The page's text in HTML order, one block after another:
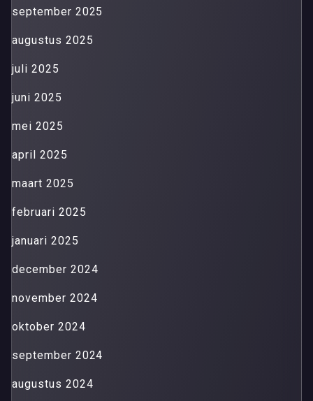
september 2025
augustus 2025
juli 2025
juni 2025
mei 2025
april 2025
maart 2025
februari 2025
januari 2025
december 2024
november 2024
oktober 2024
september 2024
augustus 2024